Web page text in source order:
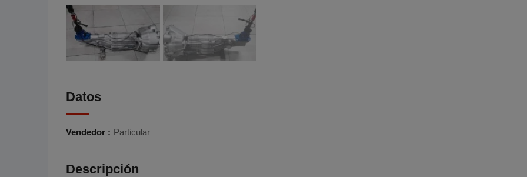
Datos
Vendedor : Particular
Descripción